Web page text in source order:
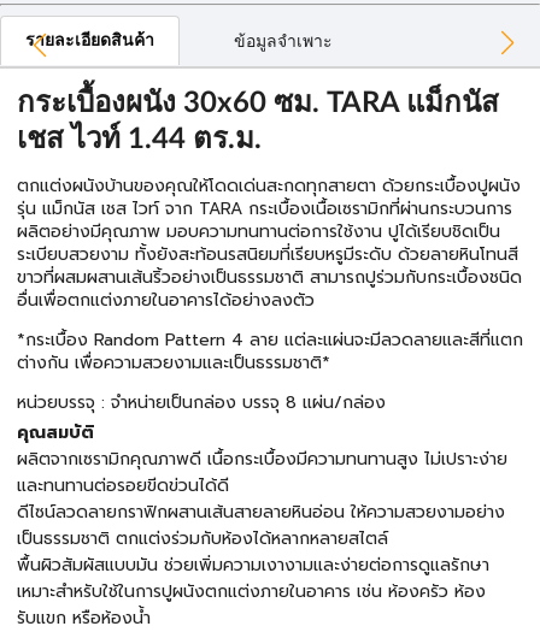
รายละเอียดสินค้า ข้อมูลจำเพาะ
กระเบื้องผนัง 30x60 ซม. TARA แม็กนัส
เชส ไวท์ 1.44 ตร.ม.
ตกแต่งผนังบ้านของคุณให้โดดเด่นสะกดทุกสายตา ด้วยกระเบื้องปูผนัง
รุ่น แม็กนัส เชส ไวท์ จาก TARA กระเบื้องเนื้อเซรามิกที่ผ่านกระบวนการ
ผลิตอย่างมีคุณภาพ มอบความทนทานต่อการใช้งาน ปูได้เรียบชิดเป็น
ระเบียบสวยงาม ทั้งยังสะท้อนรสนิยมที่เรียบหรูมีระดับ ด้วยลายหินโทนสี
ขาวที่ผสมผสานเส้นริ้วอย่างเป็นธรรมชาติ สามารถปูร่วมกับกระเบื้องชนิด
อื่นเพื่อตกแต่งภายในอาคารได้อย่างลงตัว
*กระเบื้อง Random Pattern 4 ลาย แต่ละแผ่นจะมีลวดลายและสีที่แตก
ต่างกัน เพื่อความสวยงามและเป็นธรรมชาติ*
หน่วยบรรจุ : จำหน่ายเป็นกล่อง บรรจุ 8 แผ่น/กล่อง
คุณสมบัติ
ผลิตจากเซรามิกคุณภาพดี เนื้อกระเบื้องมีความทนทานสูง ไม่เปราะง่าย
และทนทานต่อรอยขีดข่วนได้ดี
ดีไซน์ลวดลายกราฟิกผสานเส้นสายลายหินอ่อน ให้ความสวยงามอย่าง
เป็นธรรมชาติ ตกแต่งร่วมกับห้องได้หลากหลายสไตล์
พื้นผิวสัมผัสแบบมัน ช่วยเพิ่มความเงางามและง่ายต่อการดูแลรักษา
เหมาะสำหรับใช้ในการปูผนังตกแต่งภายในอาคาร เช่น ห้องครัว ห้อง
รับแขก หรือห้องน้ำ